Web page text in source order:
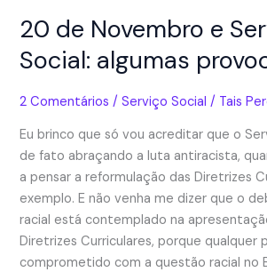
20 de Novembro e
Social: algumas
2 Comentários /Serviço Social / Tais
Eu brinco que só vou acreditar que o
de fato abraçando a luta antiracista,
a pensar a reformulação das Diretrizes
exemplo. E não venha me dizer que o
racial está contemplado na
Diretrizes Curriculares, porque qualquer
comprometido com a questão racial no